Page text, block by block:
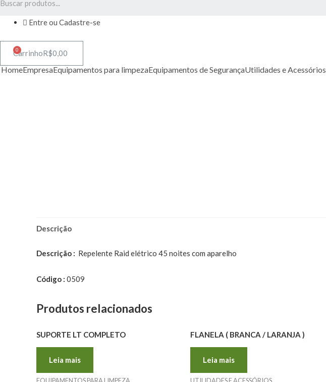
Entre ou Cadastre-se
R$0,00
0
Carrinho
HomeEmpresaEquipamentos para limpezaEquipamentos de SegurançaUtilidades e Acessórios
Descrição
Descrição : Repelente Raid elétrico 45 noites com aparelho
Código : 0509
Produtos relacionados
SUPORTE LT COMPLETO
Leia mais
FLANELA ( BRANCA / LARANJA )
Leia mais